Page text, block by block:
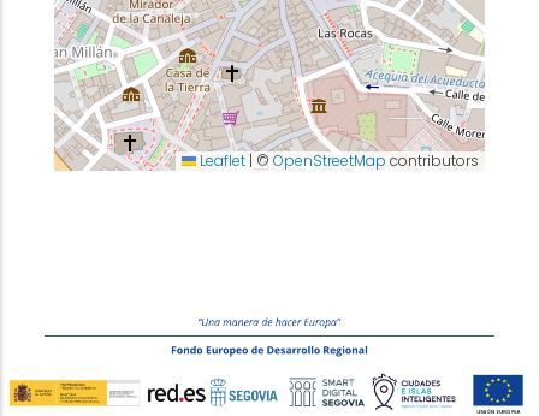
Leaflet | © OpenStreetMap contributors